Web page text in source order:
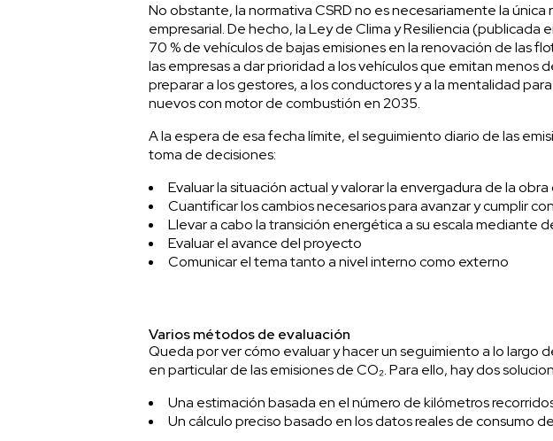
No obstante, la normativa CSRD no es necesariamente la
empresarial. De hecho, la Ley de Clima y Resiliencia
70 % de vehículos de bajas emisiones en la renovación de las
las empresas a dar prioridad a los vehículos que emitan menos
preparar a los gestores, a los conductores y a la mentalidad
nuevos con motor de combustión en 2035.
A la espera de esa fecha límite, el seguimiento diario de las
toma de decisiones:
Evaluar la situación actual y valorar la envergadura de la
Cuantificar los cambios necesarios para avanzar y cumplir
Llevar a cabo la transición energética a su escala mediante
Evaluar el avance del proyecto
Comunicar el tema tanto a nivel interno como externo
Varios métodos de evaluación
Queda por ver cómo evaluar y hacer un seguimiento a lo
en particular de las emisiones de CO₂. Para ello, hay dos
Una estimación basada en el número de kilómetros
Un cálculo preciso basado en los datos reales de consumo